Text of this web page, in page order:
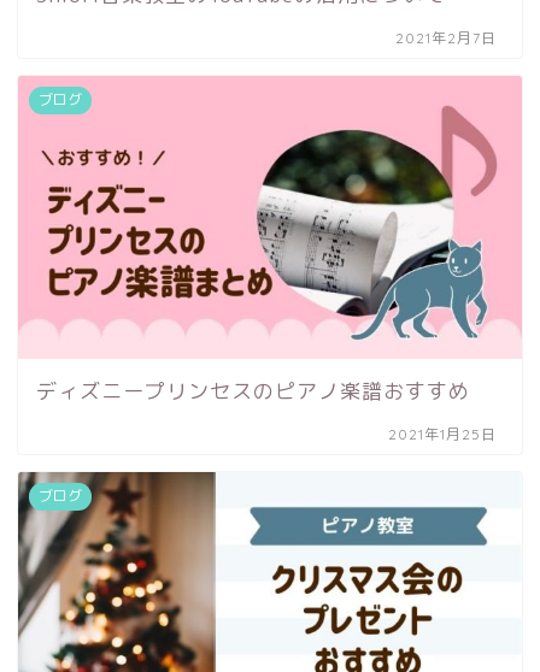
2021年2月7日
ブログ
ディズニープリンセスのピアノ楽譜おすすめ
2021年1月25日
ブログ